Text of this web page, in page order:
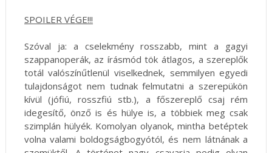
SPOILER VÉGE!!!
Szóval ja: a cselekmény rosszabb, mint a gagyi
szappanoperák, az írásmód tök átlagos, a szereplők
totál valószínűtlenül viselkednek, semmilyen egyedi
tulajdonságot nem tudnak felmutatni a szerepükön
kívül (jófiú, rosszfiú stb.), a főszereplő csaj rém
idegesítő, önző is és hülye is, a többiek meg csak
szimplán hülyék. Komolyan olyanok, mintha betéptek
volna valami boldogságbogyótól, és nem látnának a